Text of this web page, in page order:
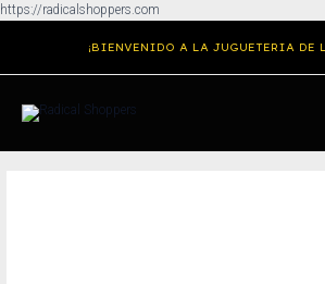
https://radicalshoppers.com
contenido
¡BIENVENIDO A LA JUGUETERIA DE